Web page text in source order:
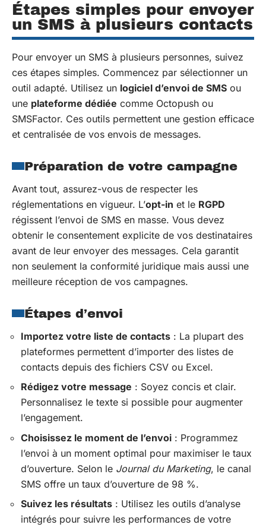
Étapes simples pour envoyer
un SMS à plusieurs contacts
Pour envoyer un SMS à plusieurs personnes, suivez
ces étapes simples. Commencez par sélectionner un
outil adapté. Utilisez un logiciel d’envoi de SMS ou
une plateforme dédiée comme Octopush ou
SMSFactor. Ces outils permettent une gestion efficace
et centralisée de vos envois de messages.
Préparation de votre campagne
Avant tout, assurez-vous de respecter les
réglementations en vigueur. L’opt-in et le RGPD
régissent l’envoi de SMS en masse. Vous devez
obtenir le consentement explicite de vos destinataires
avant de leur envoyer des messages. Cela garantit
non seulement la conformité juridique mais aussi une
meilleure réception de vos campagnes.
Étapes d’envoi
Importez votre liste de contacts : La plupart des
plateformes permettent d’importer des listes de
contacts depuis des fichiers CSV ou Excel.
Rédigez votre message : Soyez concis et clair.
Personnalisez le texte si possible pour augmenter
l’engagement.
Choisissez le moment de l’envoi : Programmez
l’envoi à un moment optimal pour maximiser le taux
d’ouverture. Selon le Journal du Marketing, le canal
SMS offre un taux d’ouverture de 98 %.
Suivez les résultats : Utilisez les outils d’analyse
intégrés pour suivre les performances de votre